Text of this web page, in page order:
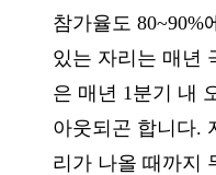
참가율도 80~90%
있는 자리는 매년
은 매년 1분기 내
아웃되곤 합니다.
리가 나올 때까지